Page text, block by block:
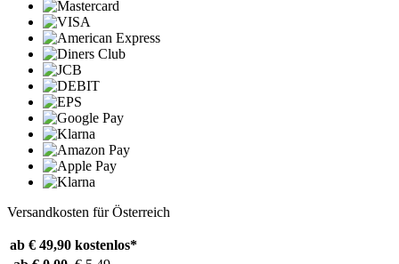
Versandkosten für Österreich
ab € 49,90 kostenlos*